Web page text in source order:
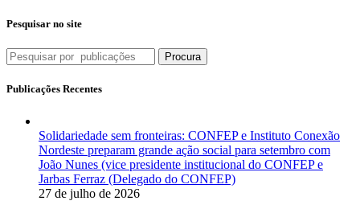
MS,
presidida
comissão
de
finanças
da
Câmara
Pesquisar no site
Procura
Publicações Recentes
Solidariedade sem fronteiras: CONFEP e Instituto Conexão
Nordeste preparam grande ação social para setembro com
João Nunes (vice presidente institucional do CONFEP e
Jarbas Ferraz (Delegado do CONFEP)
27 de julho de 2026